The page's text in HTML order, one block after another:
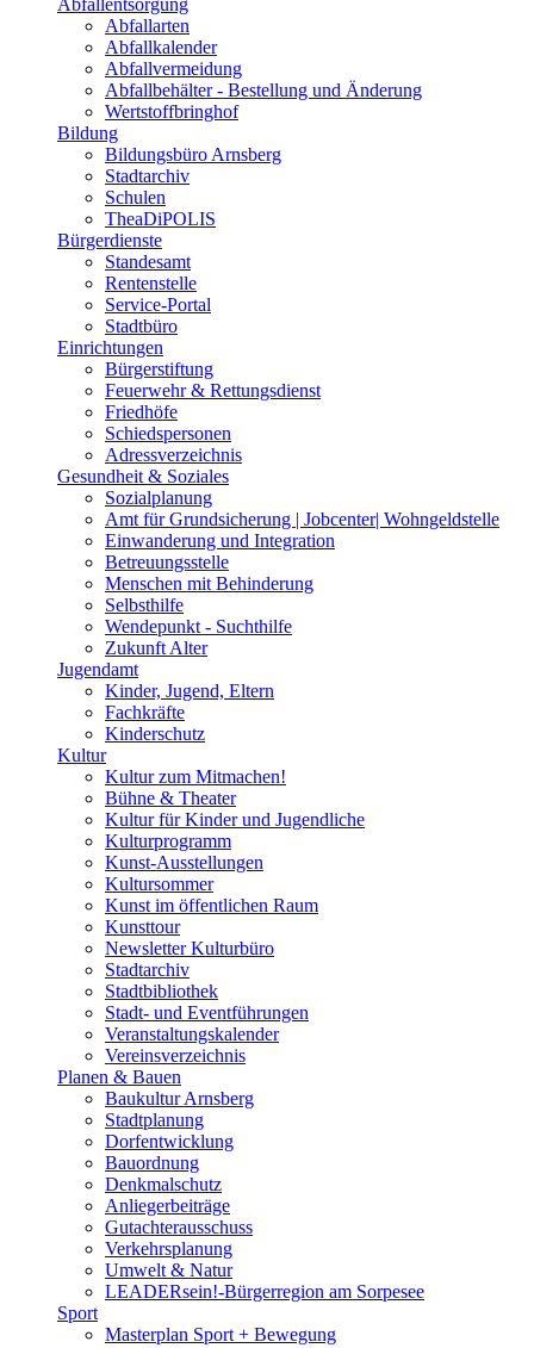
Abfallentsorgung
Abfallarten
Abfallkalender
Abfallvermeidung
Abfallbehälter - Bestellung und Änderung
Wertstoffbringhof
Bildung
Bildungsbüro Arnsberg
Stadtarchiv
Schulen
TheaDiPOLIS
Bürgerdienste
Standesamt
Rentenstelle
Service-Portal
Stadtbüro
Einrichtungen
Bürgerstiftung
Feuerwehr & Rettungsdienst
Friedhöfe
Schiedspersonen
Adressverzeichnis
Gesundheit & Soziales
Sozialplanung
Amt für Grundsicherung | Jobcenter| Wohngeldstelle
Einwanderung und Integration
Betreuungsstelle
Menschen mit Behinderung
Selbsthilfe
Wendepunkt - Suchthilfe
Zukunft Alter
Jugendamt
Kinder, Jugend, Eltern
Fachkräfte
Kinderschutz
Kultur
Kultur zum Mitmachen!
Bühne & Theater
Kultur für Kinder und Jugendliche
Kulturprogramm
Kunst-Ausstellungen
Kultursommer
Kunst im öffentlichen Raum
Kunsttour
Newsletter Kulturbüro
Stadtarchiv
Stadtbibliothek
Stadt- und Eventführungen
Veranstaltungskalender
Vereinsverzeichnis
Planen & Bauen
Baukultur Arnsberg
Stadtplanung
Dorfentwicklung
Bauordnung
Denkmalschutz
Anliegerbeiträge
Gutachterausschuss
Verkehrsplanung
Umwelt & Natur
LEADERsein!-Bürgerregion am Sorpesee
Sport
Masterplan Sport + Bewegung